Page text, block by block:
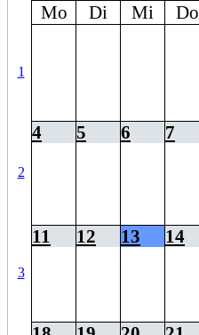
Mo Di Mi Do
1
2
4 5 6 7
3
11 12 13 14